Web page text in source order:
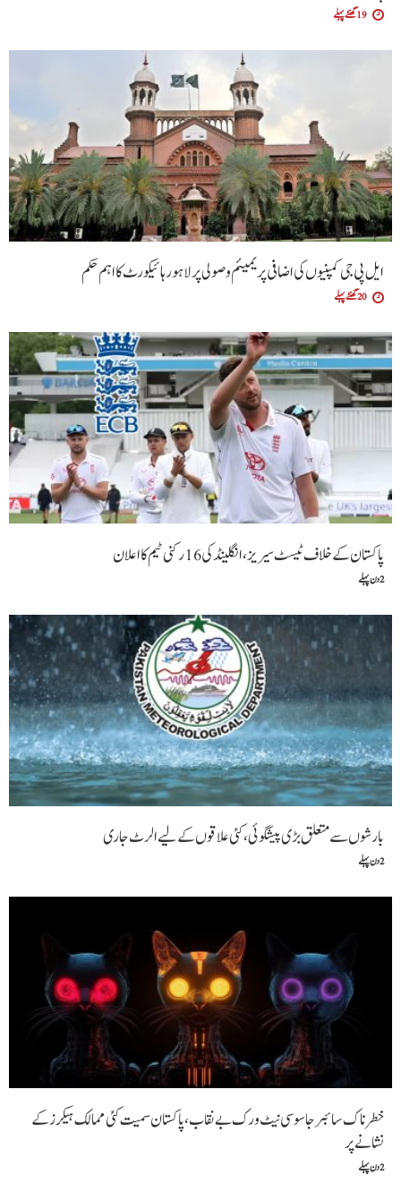
19 گھنٹے پہلے
ایل پی جی کمپنیوں کی اضافی پریمیئم وصولی پر لاہور ہائیکورٹ کا اہم حکم
20 گھنٹے پہلے
پاکستان کے خلاف ٹیسٹ سیریز، انگلینڈ کی 16 رکنی ٹیم کا اعلان
2 دن پہلے
بارشوں سے متعلق بڑی پیشگوئی، کئی علاقوں کے لیے الرٹ جاری
2 دن پہلے
خطرناک سائبر جاسوسی نیٹ ورک بے نقاب، پاکستان سمیت کئی ممالک ہیکرز کے
نشانے پر
2 دن پہلے